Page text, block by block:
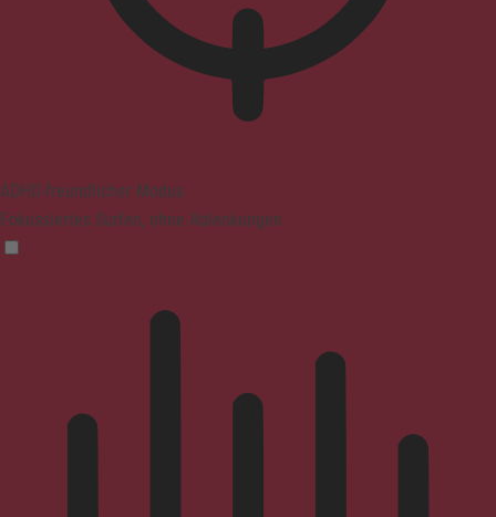
ADHD-freundlicher Modus
Fokussiertes Surfen, ohne Ablenkungen